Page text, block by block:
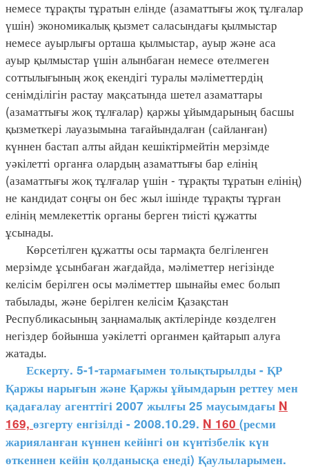
немесе тұрақты тұратын елінде (азаматтығы жоқ тұлғалар
үшін) экономикалық қызмет саласындағы қылмыстар
немесе ауырлығы орташа қылмыстар, ауыр және аса
ауыр қылмыстар үшін алынбаған немесе өтелмеген
соттылығының жоқ екендігі туралы мәліметтердің
сенімділігін растау мақсатында шетел азаматтары
(азаматтығы жоқ тұлғалар) қаржы ұйымдарының басшы
қызметкері лауазымына тағайындалған (сайланған)
күннен бастап алты айдан кешіктірмейтін мерзімде
уәкілетті органға олардың азаматтығы бар елінің
(азаматтығы жоқ тұлғалар үшін - тұрақты тұратын елінің)
не кандидат соңғы он бес жыл ішінде тұрақты тұрған
елінің мемлекеттік органы берген тиісті құжатты
ұсынады.
Көрсетілген құжатты осы тармақта белгіленген
мерзімде ұсынбаған жағдайда, мәліметтер негізінде
келісім берілген осы мәліметтер шынайы емес болып
табылады, және берілген келісім Қазақстан
Республикасының заңнамалық актілерінде көзделген
негіздер бойынша уәкілетті органмен қайтарып алуға
жатады.
Ескерту. 5-1-тармағымен толықтырылды - ҚР
Қаржы нарығын және Қаржы ұйымдарын реттеу мен
қадағалау агенттігі 2007 жылғы 25 маусымдағы N
169, өзгерту енгізілді - 2008.10.29. N 160 (ресми
жарияланған күннен кейінгі он күнтізбелік күн
өткеннен кейін қолданысқа енеді) Қаулыларымен.